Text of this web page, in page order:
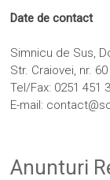
Date de contact
Simnicu de Sus,
Str. Craiovei, nr. 60
Tel/Fax: 0251 451
E-mail:
Anunturi